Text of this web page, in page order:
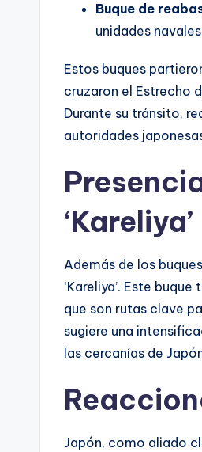
Buque de
unidades
Estos buques
cruzaron el Estrecho
Durante su tránsito,
autoridades
‘Kareliya’
Además de los
‘Kareliya’. Este
que son rutas clave
sugiere una
las cercanías de
Japón, como aliado